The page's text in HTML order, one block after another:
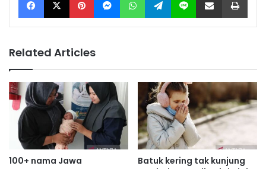
Related Articles
100+ nama Jawa
Batuk kering tak kunjung